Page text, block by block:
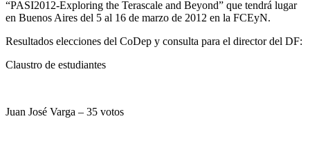
“PASI2012-Exploring the Terascale and Beyond” que tendrá lugar
en Buenos Aires del 5 al 16 de marzo de 2012 en la FCEyN.
Resultados elecciones del CoDep y consulta para el director del DF:
Claustro de estudiantes
Juan José Varga – 35 votos